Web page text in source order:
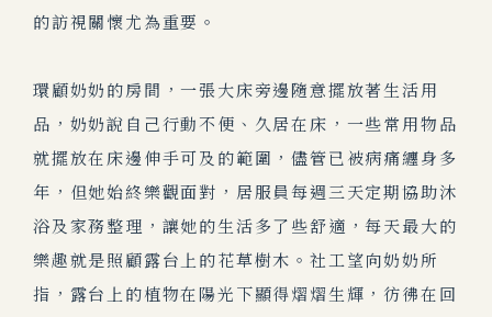
的訪視關懷尤為重要。
環顧奶奶的房間，一張大床旁邊隨意擺放著生活用
品，奶奶說自己行動不便、久居在床，一些常用物品
就擺放在床邊伸手可及的範圍，儘管已被病痛纏身多
年，但她始終樂觀面對，居服員每週三天定期協助沐
浴及家務整理，讓她的生活多了些舒適，每天最大的
樂趣就是照顧露台上的花草樹木。社工望向奶奶所
指，露台上的植物在陽光下顯得熠熠生輝，彷彿在回